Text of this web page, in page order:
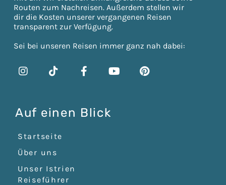
Routen zum Nachreisen. Außerdem stellen wir
dir die Kosten unserer vergangenen Reisen
transparent zur Verfügung.
Sei bei unseren Reisen immer ganz nah dabei:
Auf einen Blick
Startseite
Über uns
Unser Istrien
Reiseführer